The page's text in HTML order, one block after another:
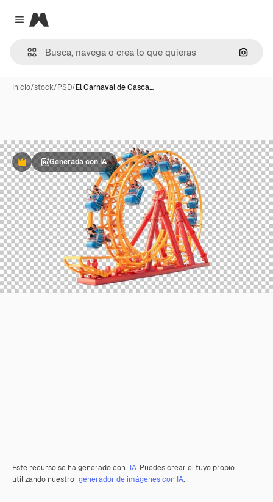
Close menu
Magnific
Inicio/stock/PSD/El Carnaval de Casca…
PremiumGenerada con IA
Este recurso se ha generado con IA. Puedes crear el tuyo propio
utilizando nuestro generador de imágenes con IA.